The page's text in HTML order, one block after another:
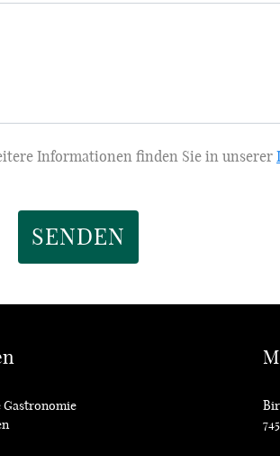
Informationen finden Sie in unserer
SENDEN